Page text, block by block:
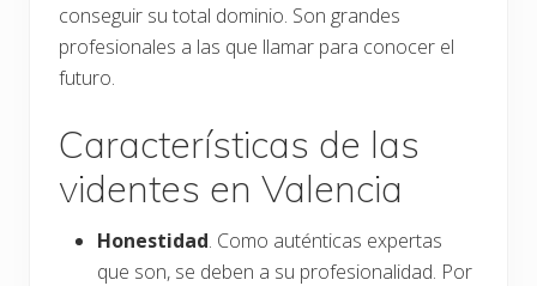
conseguir su total dominio. Son grandes
profesionales a las que llamar para conocer el
futuro.
Características de las
videntes en Valencia
Honestidad. Como auténticas expertas
que son, se deben a su profesionalidad. Por